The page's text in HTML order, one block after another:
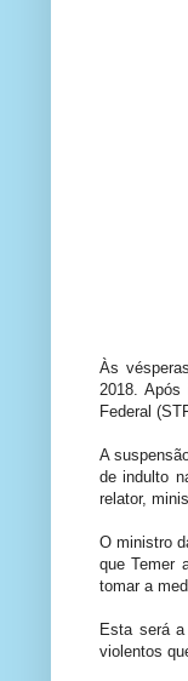
Às
2018. Após
Federal
A
de indulto
relator,
O ministro
que Temer
tomar a
Esta será
violentos